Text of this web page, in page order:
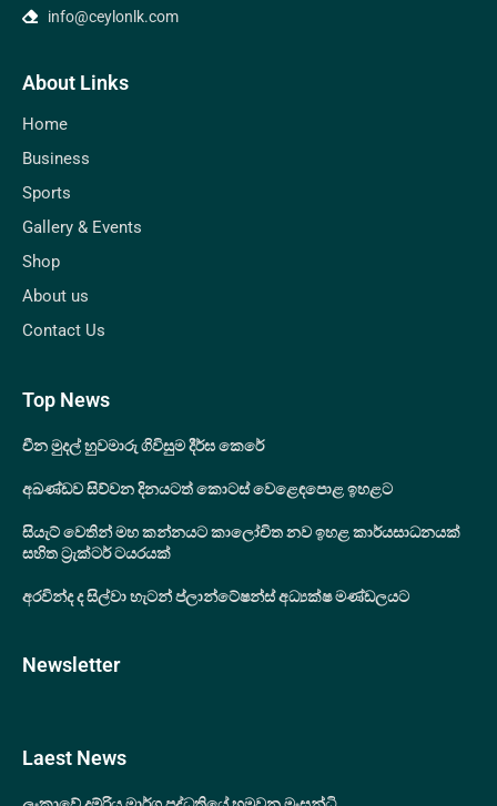
info@ceylonlk.com
About Links
Home
Business
Sports
Gallery & Events
Shop
About us
Contact Us
Top News
චීන මුදල් හුවමාරු ගිවිසුම දීර්ඝ කෙරේ
අඛණ්ඩව සිව්වන දිනයටත් කොටස් වෙළෙඳපොළ ඉහළට
සියැට් වෙතින් මහ කන්නයට කාලෝචිත නව ඉහළ කාර්යසාධනයක්
සහිත ට්‍රැක්ටර් ටයරයක්
අරවින්ද ද සිල්වා හැටන් ප්ලාන්ටේෂන්ස් අධ්‍යක්ෂ මණ්ඩලයට
Newsletter
Laest News